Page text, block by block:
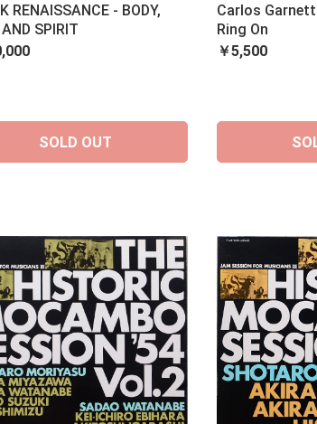
RENAISSANCE - BODY,
SPIRIT
SOLD OUT
Carlos
Ring On
￥5,500